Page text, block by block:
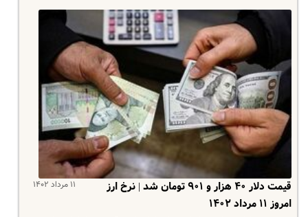
۱۱ مرداد ۱۴۰۲
قیمت دلار ۴۰ هزار و ۹۰۱ تومان شد | نرخ ارز
امروز ۱۱ مرداد ۱۴۰۲